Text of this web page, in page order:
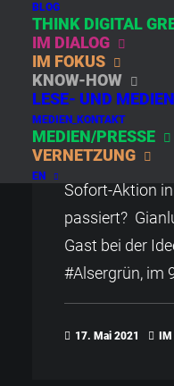
BLOG
THINK DIGITAL
IM DIALOG
IM FOKUS
KNOW-HOW
LESE- UND
MEDIEN_KONTAKT
MEDIEN/PRESSE
VERNETZUNG
EN
TASK
Sofort-Aktion
passiert?
Gast bei der
#Alsergrün, im
17. Mai 2021